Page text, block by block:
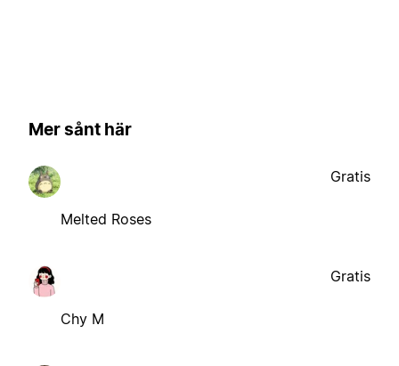
Mer sånt här
Melted Roses
Gratis
Chy M
Gratis